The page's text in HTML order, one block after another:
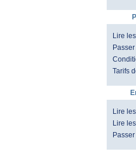
Lire
Tarifs
Lire
Lire